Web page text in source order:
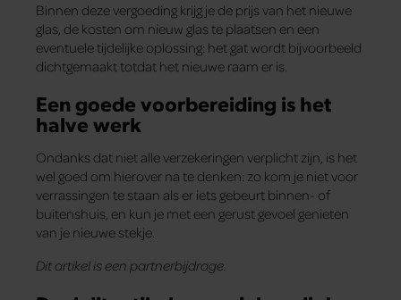
Binnen deze vergoeding krijg je de prijs van het nieuwe
glas, de kosten om nieuw glas te plaatsen en een
eventuele tijdelijke oplossing: het gat wordt bijvoorbeeld
dichtgemaakt totdat het nieuwe raam er is.
Een goede voorbereiding is het
halve werk
Ondanks dat niet alle verzekeringen verplicht zijn, is het
wel goed om hierover na te denken: zo kom je niet voor
verrassingen te staan als er iets gebeurt binnen- of
buitenshuis, en kun je met een gerust gevoel genieten
van je nieuwe stekje.
Dit artikel is een partnerbijdrage.